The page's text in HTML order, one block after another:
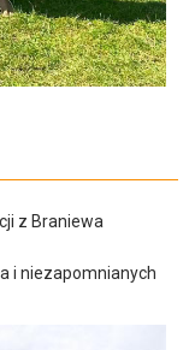
z Braniewa
i niezapomnianych